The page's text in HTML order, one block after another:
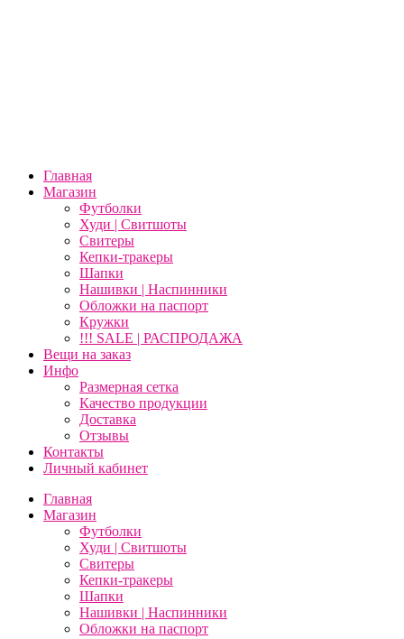
Главная
Магазин
Футболки
Худи | Свитшоты
Свитеры
Кепки-тракеры
Шапки
Нашивки | Наспинники
Обложки на паспорт
Кружки
!!! SALE | РАСПРОДАЖА
Вещи на заказ
Инфо
Размерная сетка
Качество продукции
Доставка
Отзывы
Контакты
Личный кабинет
Главная
Магазин
Футболки
Худи | Свитшоты
Свитеры
Кепки-тракеры
Шапки
Нашивки | Наспинники
Обложки на паспорт